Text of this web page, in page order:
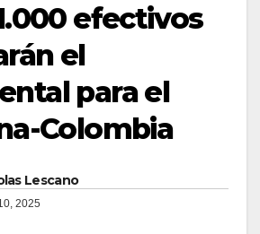
efectivos
el
para el
Colombia
Lescano
2025